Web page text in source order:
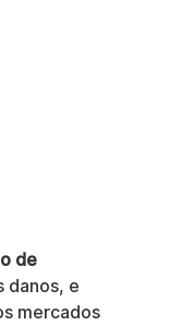
de
danos, e
mercados